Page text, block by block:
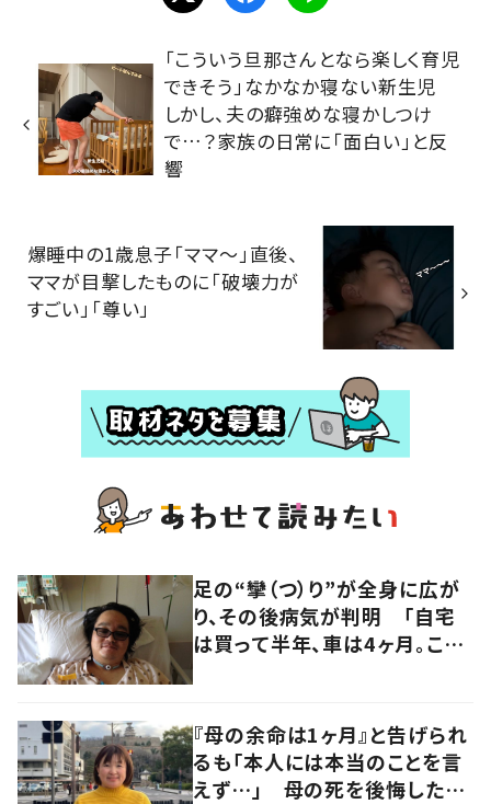
「こういう旦那さんとなら楽しく育児
できそう」なかなか寝ない新生児
しかし、夫の癖強めな寝かしつけ
で…？家族の日常に「面白い」と反
響
爆睡中の1歳息子「ママ～」直後、
ママが目撃したものに「破壊力が
すごい」「尊い」
足の“攣（つ）り”が全身に広が
り、その後病気が判明 「自宅
は買って半年、車は4ヶ月。この
聞いた
『母の余命は1ヶ月』と告げられ
るも「本人には本当のことを言
えず…」 母の死を後悔した女